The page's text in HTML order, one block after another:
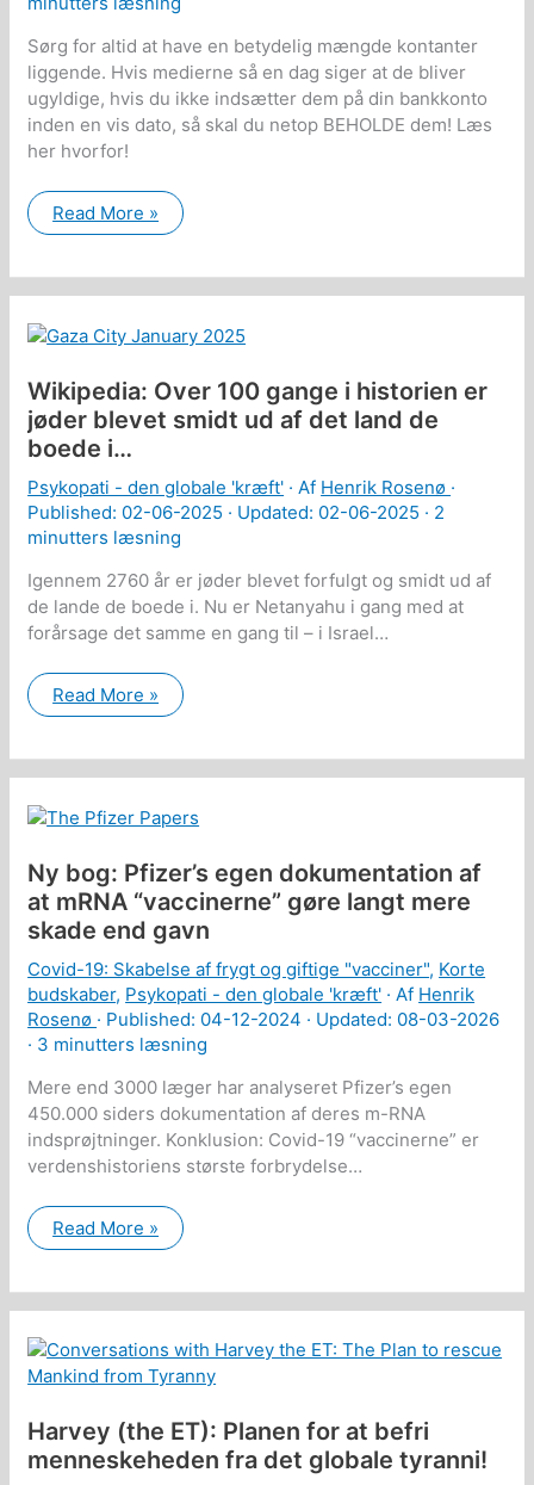
Sørg for altid at have en betydelig mængde kontanter
liggende. Hvis medierne så en dag siger at de bliver
ugyldige, hvis du ikke indsætter dem på din bankkonto
inden en vis dato, så skal du netop BEHOLDE dem! Læs
her hvorfor!
Centralbank
direktør:
politikerne
og
Read More »
Wikipedia: Over 100 gange i historien er
jøder blevet smidt ud af det land de
boede i…
Psykopati - den globale 'kræft' · Af Henrik Rosenø ·
Published: 02-06-2025 · Updated: 02-06-2025 · 2
minutters læsning
Igennem 2760 år er jøder blevet forfulgt og smidt ud af
de lande de boede i. Nu er Netanyahu i gang med at
forårsage det samme en gang til – i Israel…
Wikipedia:
Over
i
historien
jøder
ud
af
det
land
de
boede
i…
Read More »
Ny bog: Pfizer’s egen dokumentation af
at mRNA “vaccinerne” gøre langt mere
skade end gavn
Covid-19: Skabelse af frygt og giftige "vacciner", Korte
budskaber, Psykopati - den globale 'kræft' · Af Henrik
Rosenø · Published: 04-12-2024 · Updated: 08-03-2026
· 3 minutters læsning
Mere end 3000 læger har analyseret Pfizer’s egen
450.000 siders dokumentation af deres m-RNA
indsprøjtninger. Konklusion: Covid-19 “vaccinerne” er
verdenshistoriens største forbrydelse…
Ny
bog:
dokumentation
af
mRNA
“vaccinerne”
gøre
mere
skade
end
Read More »
Harvey (the ET): Planen for at befri
menneskeheden fra det globale tyranni!